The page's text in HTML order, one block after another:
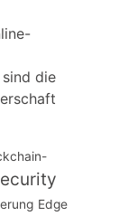
die
Edge